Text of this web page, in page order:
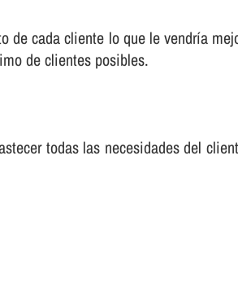
cada cliente lo que le vendrí­a
de clientes posibles.
todas las necesidades del